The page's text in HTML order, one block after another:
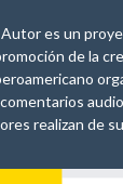
es un
de la
realizan de